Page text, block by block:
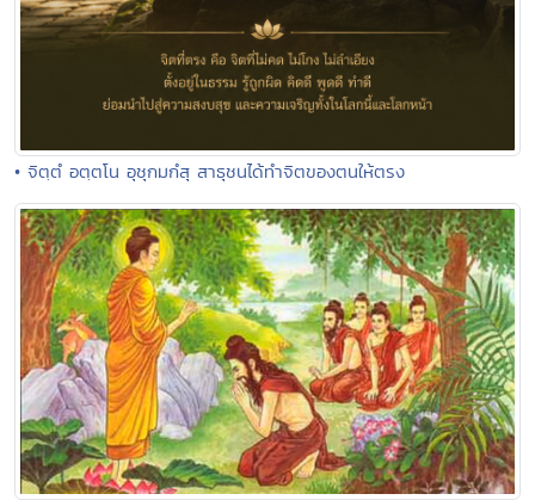
• จิตฺตํ อตฺตโน อุชุกมกํสุ สาธุชนได้ทำจิตของตนให้ตรง